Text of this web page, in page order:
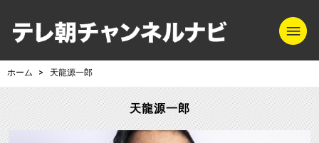
テレ朝チャンネ
ホーム 天龍源一郎
天龍源一郎